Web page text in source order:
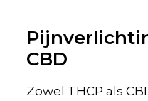
CBD
Zowel THCP als